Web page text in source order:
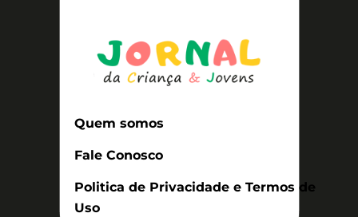
Quem somos
Fale Conosco
Politica de Privacidade e Termos de
Uso